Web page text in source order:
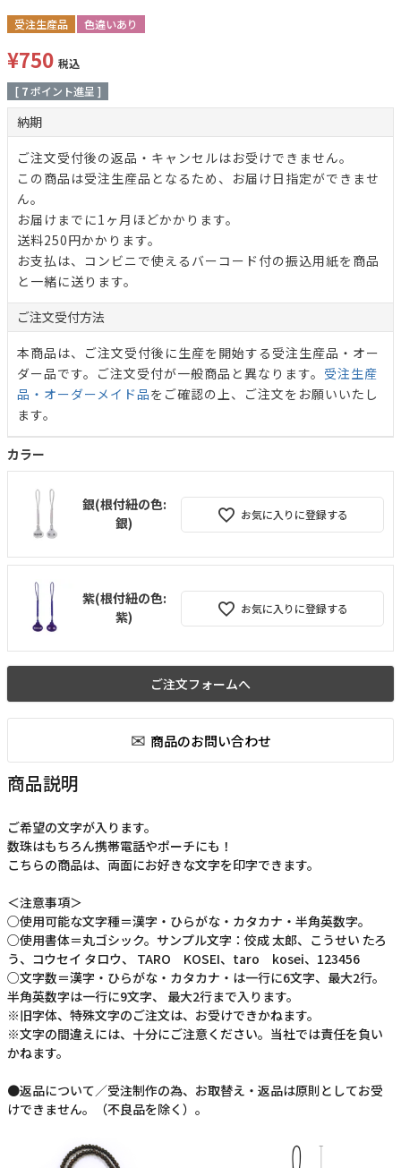
受注生産品 色違いあり
¥750 税込
[ 7ポイント進呈 ]
納期
ご注文受付後の返品・キャンセルはお受けできません。
この商品は受注生産品となるため、お届け日指定ができませ
ん。
お届けまでに1ヶ月ほどかかります。
送料250円かかります。
お支払は、コンビニで使えるバーコード付の振込用紙を商品
と一緒に送ります。
ご注文受付方法
本商品は、ご注文受付後に生産を開始する受注生産品・オー
ダー品です。ご注文受付が一般商品と異なります。 受注生産
品・オーダーメイド品をご確認の上、ご注文をお願いいたし
ます。
カラー
銀(根付紐の色:
銀)
お気に入りに登録する
紫(根付紐の色:
紫)
お気に入りに登録する
ご注文フォームへ
商品説明
ご希望の文字が入ります。
数珠はもちろん携帯電話やポーチにも！
こちらの商品は、両面にお好きな文字を印字できます。
＜注意事項＞
○使用可能な文字種＝漢字・ひらがな・カタカナ・半角英数字。
○使用書体＝丸ゴシック。サンプル文字：佼成 太郎、こうせい たろ
う、コウセイ タロウ、 TARO KOSEI、taro kosei、123456
○文字数＝漢字・ひらがな・カタカナ・は一行に6文字、最大2行。
半角英数字は一行に9文字、 最大2行まで入ります。
※旧字体、特殊文字のご注文は、お受けできかねます。
※文字の間違えには、十分にご注意ください。当社では責任を負い
かねます。
●返品について／受注制作の為、お取替え・返品は原則としてお受
けできません。（不良品を除く）。